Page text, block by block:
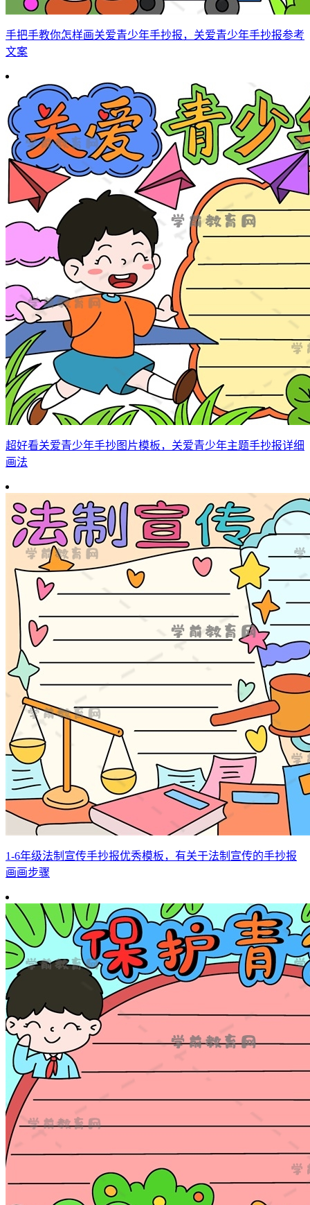
手把手教你怎样画关爱青少年手抄报，关爱青少年手抄报参考
文案
超好看关爱青少年手抄图片模板，关爱青少年主题手抄报详细
画法
1-6年级法制宣传手抄报优秀模板，有关于法制宣传的手抄报
画画步骤